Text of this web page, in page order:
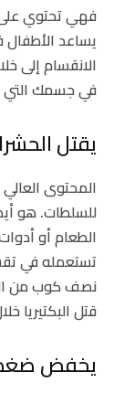
فهي تحتوي
يساعد الأطفال
الانقسام إلى
في جسمك التي
يقتل
المحتوى
للسلطات. هو
الطعام أو
تستعمله في
نصف كوب من
قتل البكتيريا خلال ١٥
يخفض